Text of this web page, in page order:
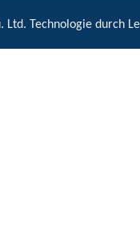
Ltd. Technologie durch